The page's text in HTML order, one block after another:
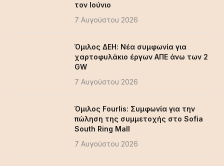
τον Ιούνιο
7 Αυγούστου 2026
Όμιλος ΔΕΗ: Νέα συμφωνία για
χαρτοφυλάκιο έργων ΑΠΕ άνω των 2
GW
7 Αυγούστου 2026
Όμιλος Fourlis: Συμφωνία για την
πώληση της συμμετοχής στο Sofia
South Ring Mall
7 Αυγούστου 2026